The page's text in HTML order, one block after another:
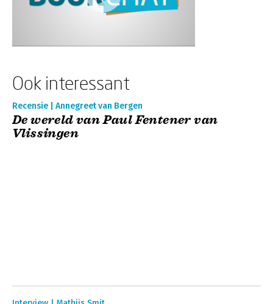
Ook interessant
Recensie | Annegreet van Bergen
De wereld van Paul Fentener van
Vlissingen